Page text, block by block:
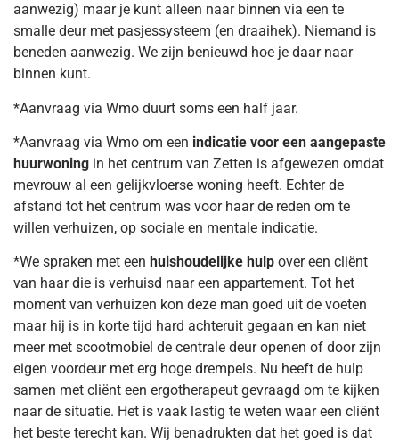
aanwezig) maar je kunt alleen naar binnen via een te
smalle deur met pasjessysteem (en draaihek). Niemand is
beneden aanwezig. We zijn benieuwd hoe je daar naar
binnen kunt.
*Aanvraag via Wmo duurt soms een half jaar.
*Aanvraag via Wmo om een indicatie voor een aangepaste
huurwoning in het centrum van Zetten is afgewezen omdat
mevrouw al een gelijkvloerse woning heeft. Echter de
afstand tot het centrum was voor haar de reden om te
willen verhuizen, op sociale en mentale indicatie.
*We spraken met een huishoudelijke hulp over een cliënt
van haar die is verhuisd naar een appartement. Tot het
moment van verhuizen kon deze man goed uit de voeten
maar hij is in korte tijd hard achteruit gegaan en kan niet
meer met scootmobiel de centrale deur openen of door zijn
eigen voordeur met erg hoge drempels. Nu heeft de hulp
samen met cliënt een ergotherapeut gevraagd om te kijken
naar de situatie. Het is vaak lastig te weten waar een cliënt
het beste terecht kan. Wij benadrukten dat het goed is dat